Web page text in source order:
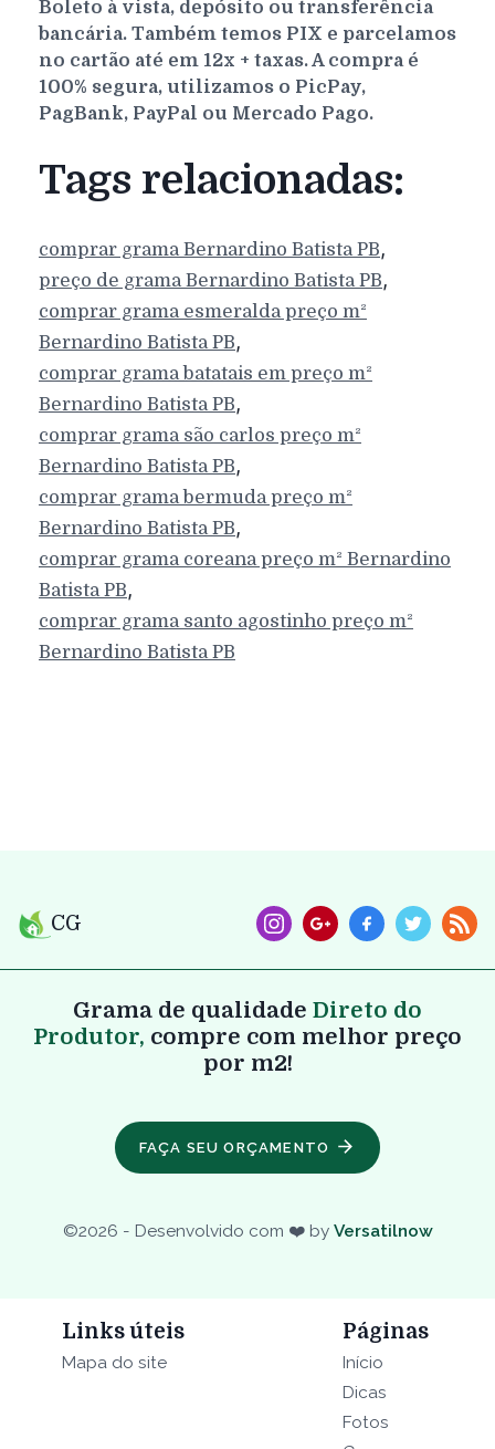
Boleto à vista, depósito ou transferência
bancária. Também temos PIX e parcelamos
no cartão até em 12x + taxas. A compra é
100% segura, utilizamos o PicPay,
PagBank, PayPal ou Mercado Pago.
Tags relacionadas:
comprar gramaBernardino Batista PB,
preço de gramaBernardino Batista PB,
comprar grama esmeralda preço m²
Bernardino Batista PB,
comprar grama batatais em preço m²
Bernardino Batista PB,
comprar grama são carlos preço m²
Bernardino Batista PB,
comprar grama bermuda preço m²
Bernardino Batista PB,
comprar grama coreana preço m² Bernardino
Batista PB,
comprar grama santo agostinho preço m²
Bernardino Batista PB
CG
Grama de qualidade Direto do
Produtor, compre com melhor preço
por m2!
FAÇA SEU ORÇAMENTO
©2026 - Desenvolvido com ❤️ by Versatilnow
Links úteis
Mapa do site
Páginas
Início
Dicas
Fotos